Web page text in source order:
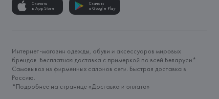
Скачать
в App Store
Скачать
в Google Play
Интернет-магазин одежды, обуви и аксессуаров мировых
брендов. Бесплатная доставка с примеркой по всей Беларуси*.
Самовывоз из фирменных салонов сети. Быстрая доставка в
Россию.
*Подробнее на странице «Доставка и оплата»